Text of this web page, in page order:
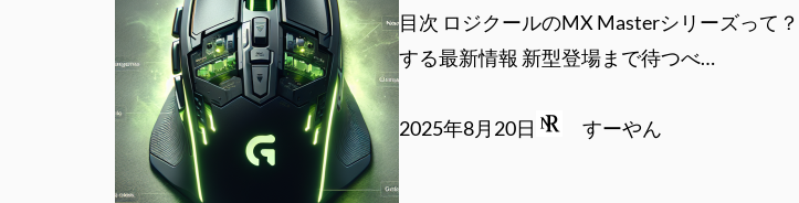
目次 ロジクールのMX Masterシリーズって
する最新情報 新型登場まで待つべ…
2025年8月20日 すーやん